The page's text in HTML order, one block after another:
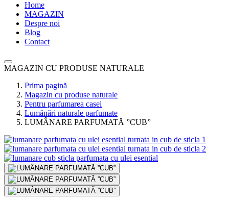
Home
MAGAZIN
Despre noi
Blog
Contact
MAGAZIN CU PRODUSE NATURALE
Prima pagină
Magazin cu produse naturale
Pentru parfumarea casei
Lumânări naturale parfumate
LUMÂNARE PARFUMATĂ ”CUB”